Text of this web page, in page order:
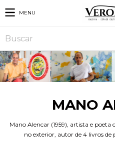
MENU
MANO
Mano Alencar (1959), artista e poeta
no exterior, autor de 4 livros de